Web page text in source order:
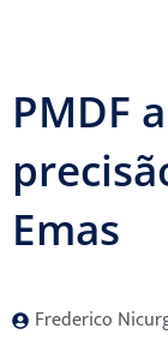
PMDF
Emas
Frederico